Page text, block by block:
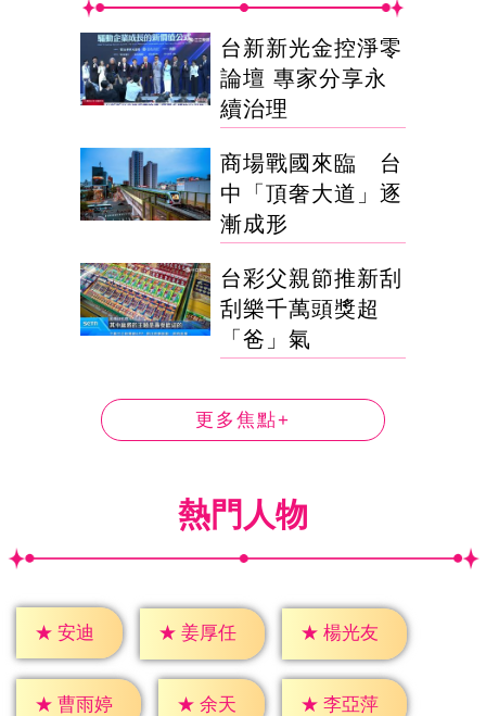
台新新光金控淨零
論壇 專家分享永
續治理
商場戰國來臨 台
中「頂奢大道」逐
漸成形
台彩父親節推新刮
刮樂千萬頭獎超
「爸」氣
更多焦點+
熱門人物
★ 安迪 ★ 姜厚任 ★ 楊光友
★ 曹雨婷 ★ 余天 ★ 李亞萍